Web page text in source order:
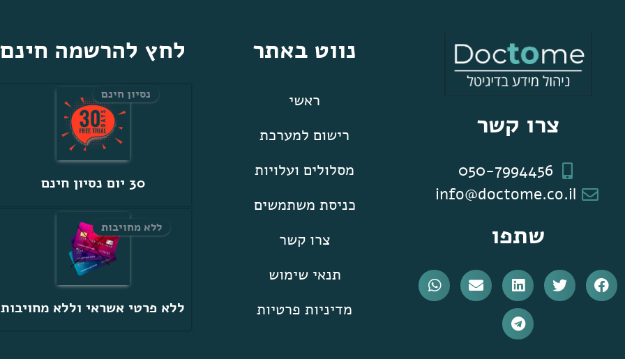
צרו קשר
050-7994456
info@doctome.co.il
שתפו
נווט באתר
ראשי
רישום למערכת
מסלולים ועלויות
כניסת משתמשים
צרו קשר
תנאי שימוש
מדיניות פרטיות
לחץ להרשמה חינם
30 יום נסיון חינם
נסיון חינם
ללא פרטי אשראי וללא מחויבות
ללא מחויבות